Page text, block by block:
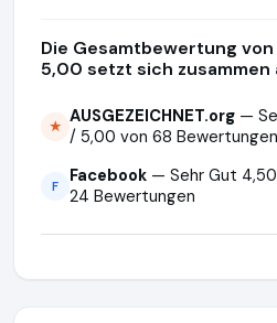
Die Gesamtbewertung
5,00 setzt sich zusammen
★ AUSGEZEICHNET.org —
/ 5,00 von 68 Bewertungen
F Facebook — Sehr Gut
24 Bewertungen